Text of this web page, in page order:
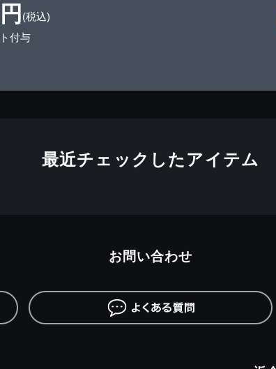
(税込)
付与
最近チェックしたアイテム
お問い合わせ